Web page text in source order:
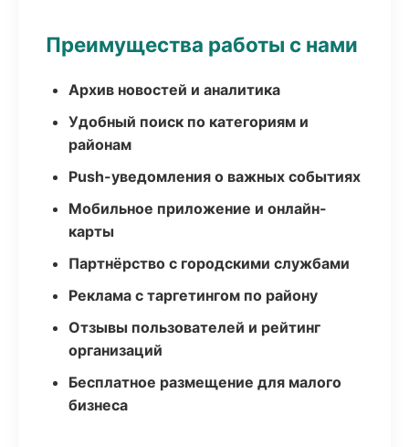
Преимущества работы с нами
Архив новостей и аналитика
Удобный поиск по категориям и
районам
Push-уведомления о важных событиях
Мобильное приложение и онлайн-
карты
Партнёрство с городскими службами
Реклама с таргетингом по району
Отзывы пользователей и рейтинг
организаций
Бесплатное размещение для малого
бизнеса